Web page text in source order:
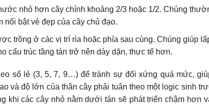
nhỏ hơn cây chính khoảng 2/3 hoặc 1/2. Chúng
nổi bật vẻ đẹp của cây chủ đạo.
trồng ở các vị trí rìa hoặc phía sau cùng. Chúng giúp
cấu trúc tầng tán trở nên dày dặn, thực tế hơn.
số lẻ (3, 5, 7, 9…) để tránh sự đối xứng quá mức,
và độ lớn của thân cây phải tuân theo một logic sinh
khi các cây nhỏ nằm dưới tán sẽ phát triển chậm hơn